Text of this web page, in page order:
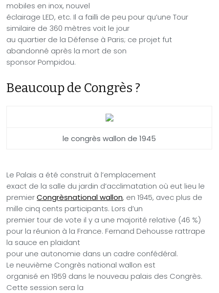
mobiles en inox, nouvel
éclairage LED, etc. Il a failli de peu pour qu’une Tour
similaire de 360 mètres voit le jour
au quartier de la Défense à Paris; ce projet fut
abandonné après la mort de son
sponsor Pompidou.
Beaucoup de Congrès ?
le congrès wallon de 1945
Le Palais a été construit à l’emplacement
exact de la salle du jardin d’acclimatation où eut lieu le
premierCongrèsnational wallon, en 1945, avec plus de
mille cinq cents participants. Lors d’un
premier tour de vote il y a une majorité relative (46 %)
pour la réunion à la France. Fernand Dehousse rattrape
la sauce en plaidant
pour une autonomie dans un cadre confédéral.
Le neuvième Congrès national wallon est
organisé en 1959 dans le nouveau palais des Congrès.
Cette session sera la